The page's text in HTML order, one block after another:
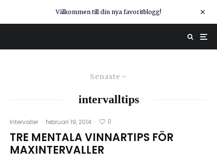
Välkommen till din nya favoritblogg!
Senaste
intervalltips
Intervaller · februari 19, 2014 · 0
TRE MENTALA VINNARTIPS FÖR
MAXINTERVALLER